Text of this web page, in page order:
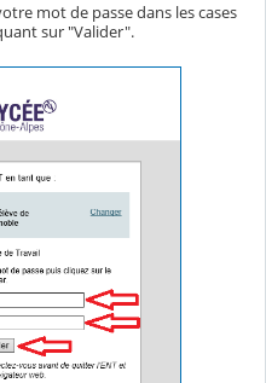
mot de passe dans les cases
sur "Valider".